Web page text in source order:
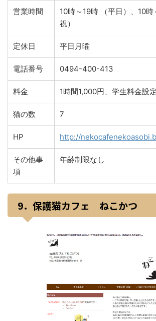
営業時間
10時～19時 （平日）、10
祝）
定休日 平日月曜
電話番号 0494-400-413
料金 1時間1,000円、学生料金設
猫の数 7
HP http://
その他事
項
年齢制限なし
9．保護猫カフェ ねこかつ